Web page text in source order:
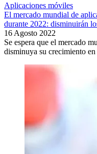
Aplicaciones móviles
El mercado mundial de
durante 2022: disminuirán
16 Agosto 2022
Se espera que el mercado
disminuya su crecimiento en